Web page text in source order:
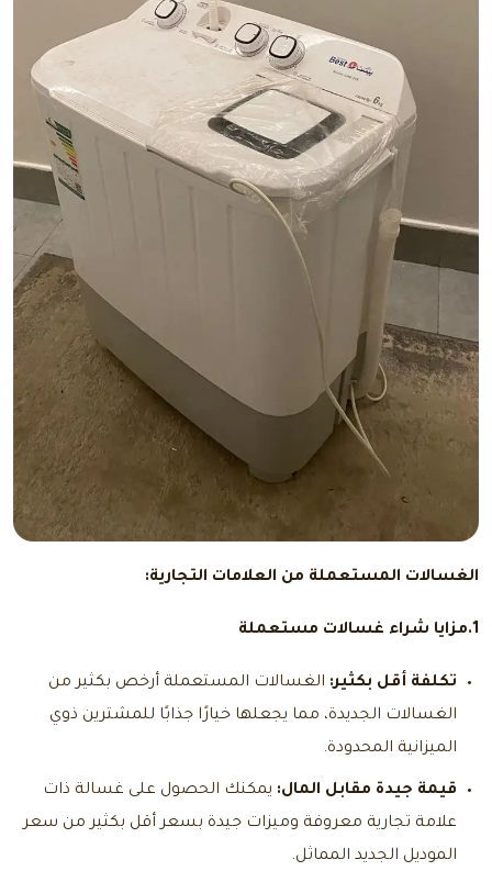
الغسالات المستعملة من العلامات التجارية:
1.مزايا شراء غسالات مستعملة
تكلفة أقل بكثير: الغسالات المستعملة أرخص بكثير من
الغسالات الجديدة، مما يجعلها خيارًا جذابًا للمشترين ذوي
الميزانية المحدودة.
قيمة جيدة مقابل المال: يمكنك الحصول على غسالة ذات
علامة تجارية معروفة وميزات جيدة بسعر أقل بكثير من سعر
الموديل الجديد المماثل.